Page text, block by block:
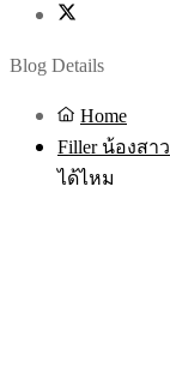
Blog Details
Home
Filler น้องสาว
ได้ไหม